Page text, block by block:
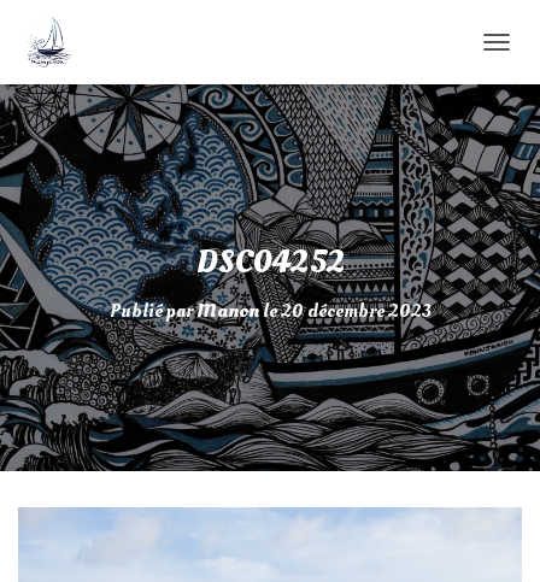
É
P
L
I
E
R
L
A
N
A
V
I
G
T
I
O
N
DSC04252
Publié parManonle20 décembre 2023